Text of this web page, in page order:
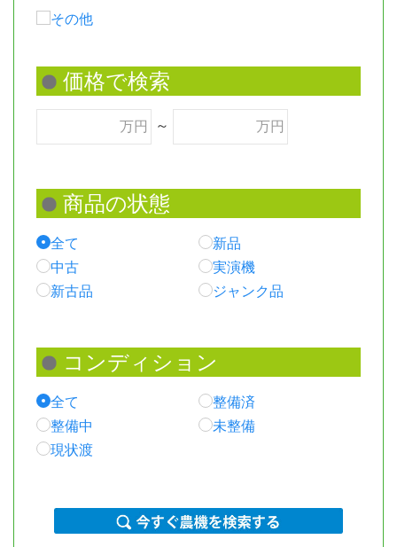
その他
万円 ～ 万円
全て
新品
中古
実演機
新古品
ジャンク品
全て
整備済
整備中
未整備
現状渡